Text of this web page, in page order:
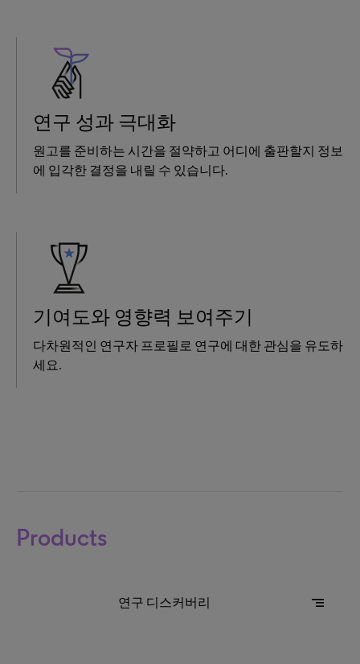
연구 성과 극대화
원고를 준비하는 시간을 절약하고 어디에 출판할지 정보
에 입각한 결정을 내릴 수 있습니다.
기여도와 영향력 보여주기
다차원적인 연구자 프로필로 연구에 대한 관심을 유도하
세요.
Products
연구 디스커버리 segment